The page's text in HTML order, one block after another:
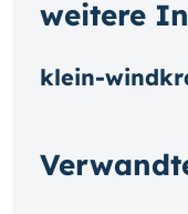
weitere
klein-